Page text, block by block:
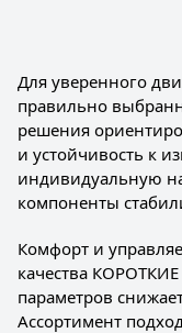
Для уверенного
правильно
решения
и устойчивость к
индивидуальную
компоненты
Комфорт и
качества
параметров
Ассортимент